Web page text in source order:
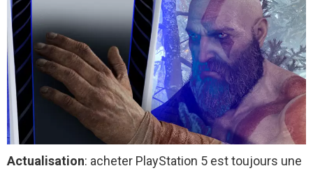
Actualisation: acheter PlayStation 5 est toujours une